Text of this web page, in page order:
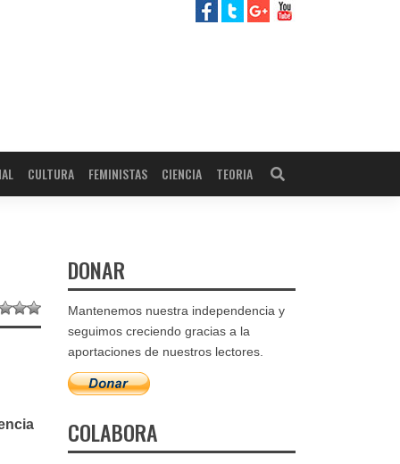
CULTURA FEMINISTAS CIENCIA TEORIA
DONAR
Mantenemos nuestra independencia y
seguimos creciendo gracias a la
aportaciones de nuestros lectores.
COLABORA